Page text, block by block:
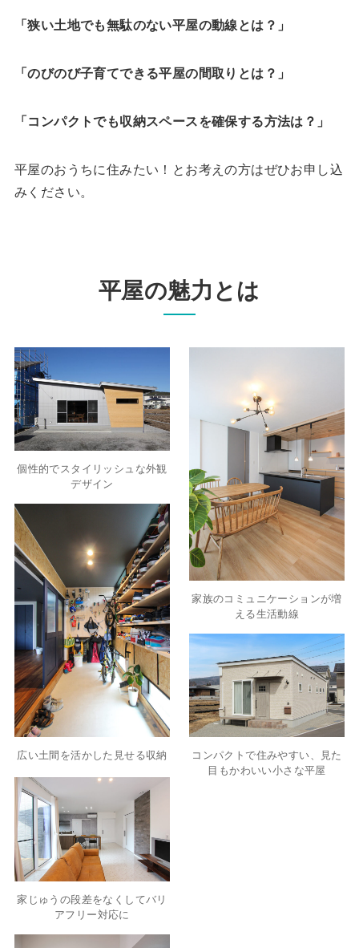
「狭い土地でも無駄のない平屋の動線とは？」
「のびのび子育てできる平屋の間取りとは？」
「コンパクトでも収納スペースを確保する方法は？」
平屋のおうちに住みたい！とお考えの方はぜひお申し込
みください。
平屋の魅力とは
個性的でスタイリッシュな外観
デザイン
広い土間を活かした見せる収納
家族のコミュニケーションが増
える生活動線
コンパクトで住みやすい、見た
目もかわいい小さな平屋
家じゅうの段差をなくしてバリ
アフリー対応に